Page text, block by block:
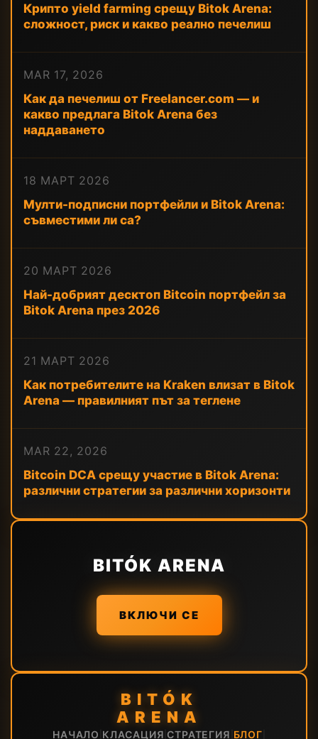
Крипто yield farming срещу Bitok Arena:
сложност, риск и какво реално печелиш
MAR 17, 2026
Как да печелиш от Freelancer.com — и
какво предлага Bitok Arena без
наддаването
18 МАРТ 2026
Мулти-подписни портфейли и Bitok Arena:
съвместими ли са?
20 МАРТ 2026
Най-добрият десктоп Bitcoin портфейл за
Bitok Arena през 2026
21 МАРТ 2026
Как потребителите на Kraken влизат в Bitok
Arena — правилният път за теглене
MAR 22, 2026
Bitcoin DCA срещу участие в Bitok Arena:
различни стратегии за различни хоризонти
BITÓK ARENA
ВКЛЮЧИ СЕ
BITÓK
ARENA
НАЧАЛО КЛАСАЦИЯ |СТРАТЕГИЯ БЛОГ